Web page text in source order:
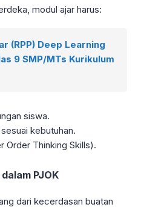
modul ajar harus:
(RPP) Deep Learning
9 SMP/MTs Kurikulum
siswa.
kebutuhan.
Order Thinking Skills).
PJOK
dari kecerdasan buatan